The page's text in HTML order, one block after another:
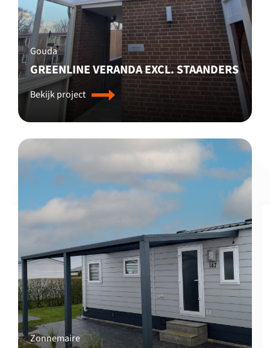
Gouda
GREENLINE VERANDA EXCL. STAANDERS
Bekijk project
Zonnemaire